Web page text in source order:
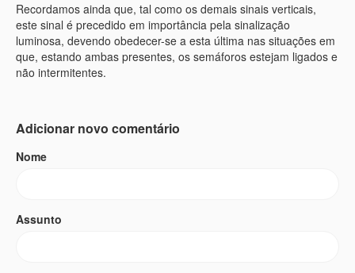
Recordamos ainda que, tal como os demais sinais verticais,
este sinal é precedido em importância pela sinalização
luminosa, devendo obedecer-se a esta última nas situações em
que, estando ambas presentes, os semáforos estejam ligados e
não intermitentes.
Adicionar novo comentário
Nome
Assunto